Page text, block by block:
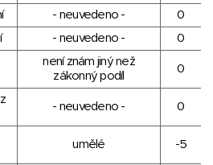
- neuvedeno -
0
- neuvedeno - 0
není znám jiný než
zákonný podíl
0
- neuvedeno - 0
umělé -5